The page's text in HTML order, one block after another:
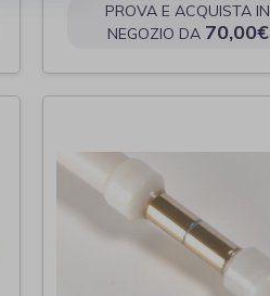
PROVA E ACQUISTA IN
NEGOZIO DA 70,00€